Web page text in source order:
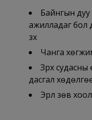
Байнгын
ажилладаг бол
зүүх
Чанга
Зүрх
дасгал
Эрүүл зөв